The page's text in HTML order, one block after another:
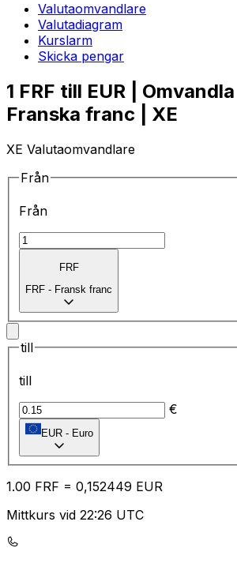
Valutaomvandlare
Valutadiagram
Kurslarm
Skicka pengar
1 FRF till EUR |
Franska franc | XE
XE Valutaomvandlare
Från
Från
FRF
FRF - Fransk franc
till
till
€
EUR - Euro
1.00 FRF = 0,152449 EUR
Mittkurs vid 22:26 UTC